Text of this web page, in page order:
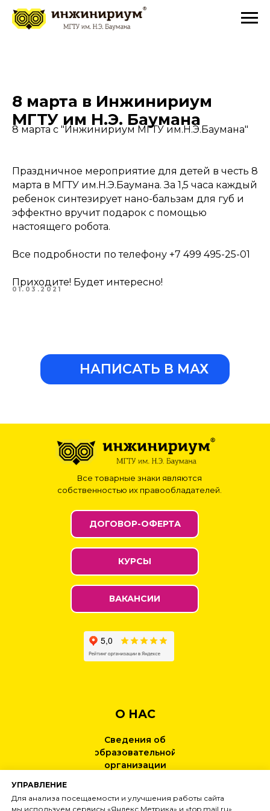
8 марта в Инжинириум
МГТУ им Н.Э. Баумана
8 марта с "Инжинириум МГТУ им.Н.Э.Баумана"
Праздничное мероприятие для детей в честь 8
марта в МГТУ им.Н.Э.Баумана. За 1,5 часа каждый
ребенок синтезирует нано-бальзам для губ и
эффектно вручит подарок с помощью
настоящего робота.
Все подробности по телефону +7 499 495-25-01
Приходите! Будет интересно!
01.03.2021
НАПИСАТЬ В МАХ
Все товарные знаки являются
собственностью их правообладателей.
О НАС
ВАКАНСИИ
КУРСЫ
Сведения об
образовательной
организации
ДОГОВОР-ОФЕРТА
УПРАВЛЕНИЕ
Для анализа посещаемости и улучшения работы сайта
мы используем сервисы «Яндекс Метрика» и «top.mail.ru».